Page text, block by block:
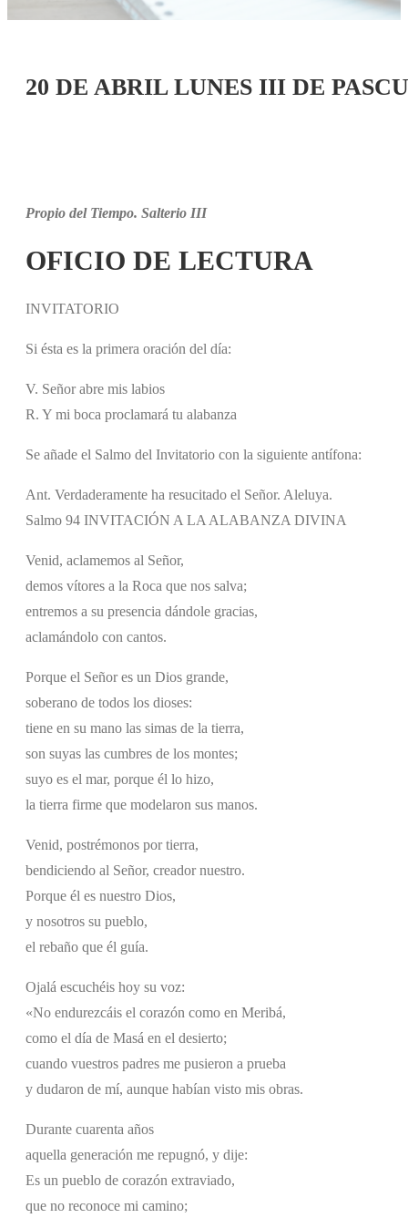
20 DE ABRIL LUNES III DE
Propio del Tiempo. Salterio III
OFICIO DE LECTURA
INVITATORIO
Si ésta es la primera oración del día:
V. Señor abre mis labios
R. Y mi boca proclamará tu alabanza
Se añade el Salmo del Invitatorio con la siguiente antífona:
Ant. Verdaderamente ha resucitado el Señor. Aleluya.
Salmo 94 INVITACIÓN A LA ALABANZA DIVINA
Venid, aclamemos al Señor,
demos vítores a la Roca que nos salva;
entremos a su presencia dándole gracias,
aclamándolo con cantos.
Porque el Señor es un Dios grande,
soberano de todos los dioses:
tiene en su mano las simas de la tierra,
son suyas las cumbres de los montes;
suyo es el mar, porque él lo hizo,
la tierra firme que modelaron sus manos.
Venid, postrémonos por tierra,
bendiciendo al Señor, creador nuestro.
Porque él es nuestro Dios,
y nosotros su pueblo,
el rebaño que él guía.
Ojalá escuchéis hoy su voz:
«No endurezcáis el corazón como en Meribá,
como el día de Masá en el desierto;
cuando vuestros padres me pusieron a prueba
y dudaron de mí, aunque habían visto mis obras.
Durante cuarenta años
aquella generación me repugnó, y dije:
Es un pueblo de corazón extraviado,
que no reconoce mi camino;